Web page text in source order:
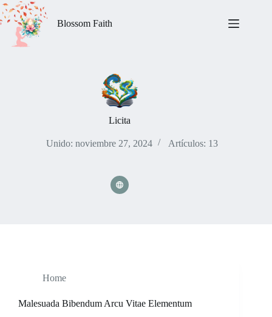
Saltar
al
contenido
Blossom Faith
Licita
Unido: noviembre 27, 2024 Artículos: 13
Home
Malesuada Bibendum Arcu Vitae Elementum